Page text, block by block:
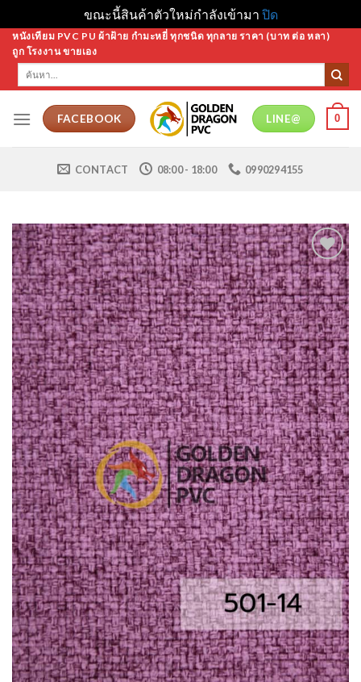
ขณะนี้สินค้าตัวใหม่กำลังเข้ามา ปิด
Skip
content
หนังเทียม PVC PU ผ้าฝ้าย กำมะหยี่ ทุกชนิด ทุกลาย ราคา (บาท ต่อ หลา)
ถูก โรงงาน ขายเอง
ค้นหา:
FACEBOOK LINE@ 0
CONTACT 08:00 - 18:00 0990294155
Add to
Wishlist